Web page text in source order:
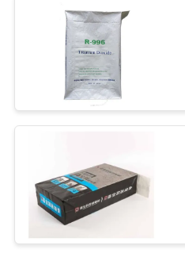
DU
PRIVACY
POLICY